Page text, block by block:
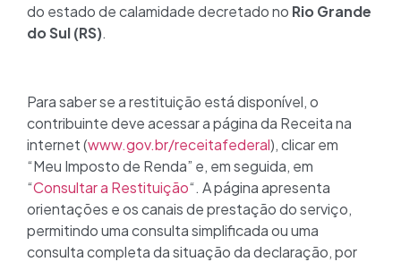
do estado de calamidade decretado no Rio Grande
do Sul (RS).
Para saber se a restituição está disponível, o
contribuinte deve acessar a página da Receita na
internet (www.gov.br/receitafederal), clicar em
“Meu Imposto de Renda” e, em seguida, em
“Consultar a Restituição“. A página apresenta
orientações e os canais de prestação do serviço,
permitindo uma consulta simplificada ou uma
consulta completa da situação da declaração, por